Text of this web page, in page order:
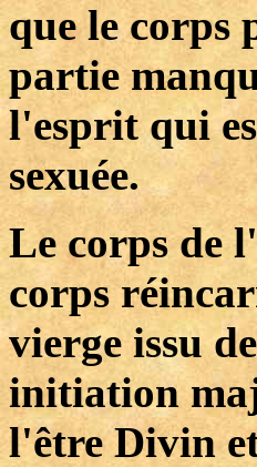
que le corps
partie
l'esprit qui
sexuée.
Le corps de
corps
vierge issu
initiation
l'être Divin